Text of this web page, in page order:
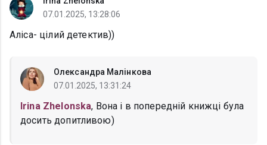
07.01.2025, 13:28:06
Аліса- цілий детектив))
Олександра Малінкова
07.01.2025, 13:31:24
Irina Zhelonska, Вона і в попередній книжці була
досить допитливою)